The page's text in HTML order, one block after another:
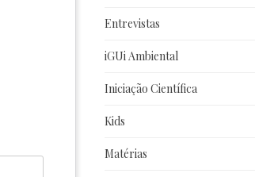
Entrevistas
iGUi Ambiental
Iniciação Científica
Kids
Matérias